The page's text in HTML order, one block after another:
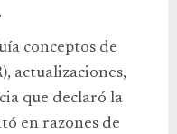
conceptos de
actualizaciones,
que declaró la
en razones de